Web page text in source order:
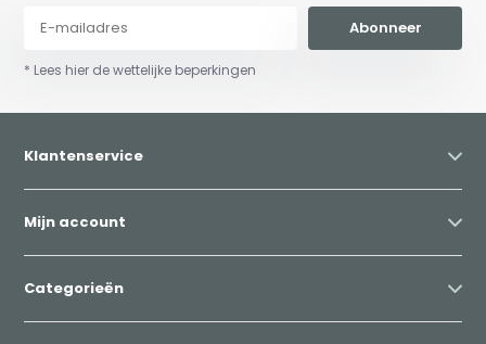
Abonneer
* Lees hier de wettelijke beperkingen
Klantenservice
Mijn account
Categorieën